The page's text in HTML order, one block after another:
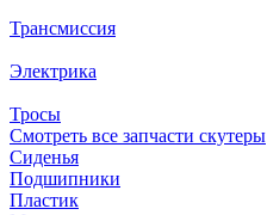
Трансмиссия
Электрика
Тросы
Смотреть все запчасти скутеры
Сиденья
Подшипники
Пластик